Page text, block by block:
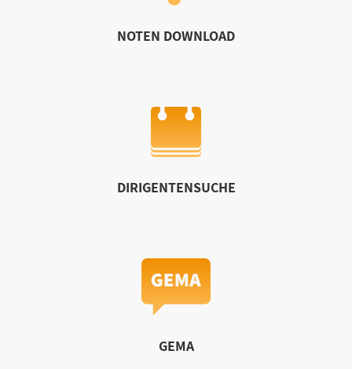
NOTEN DOWNLOAD
DIRIGENTENSUCHE
GEMA